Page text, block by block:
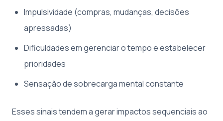
Impulsividade (compras, mudanças, decisões
apressadas)
Dificuldades em gerenciar o tempo e estabelecer
prioridades
Sensação de sobrecarga mental constante
Esses sinais tendem a gerar impactos sequenciais ao